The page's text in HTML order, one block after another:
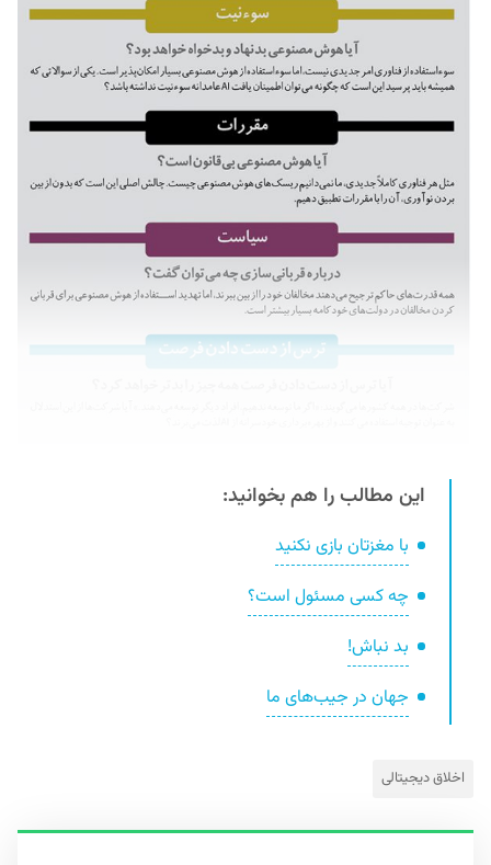
این مطالب را هم بخوانید:
با مغزتان بازی نکنید
چه کسی مسئول است؟
بد نباش!
جهان در جیب‌های ما
اخلاق دیجیتالی